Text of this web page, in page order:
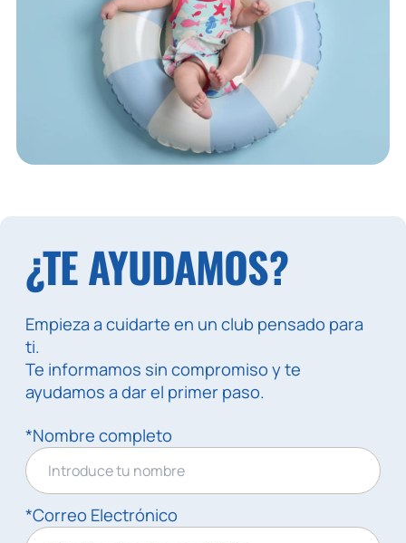
¿TE AYUDAMOS?
Empieza a cuidarte en un club pensado para
ti.
Te informamos sin compromiso y te
ayudamos a dar el primer paso.
*Nombre completo
*Correo Electrónico